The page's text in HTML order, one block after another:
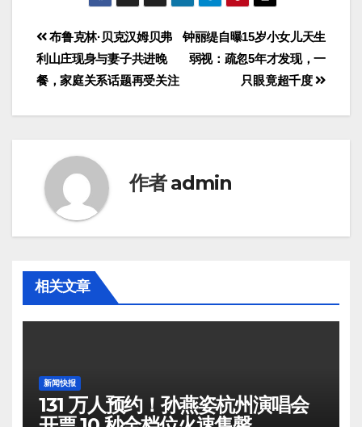
钟丽缇自曝15岁小女儿天生
弱视：疏忽5年才发现，一
只眼竟超千度
布鲁克林·贝克汉姆贝弗
利山庄现身与妻子共进晚
餐，家庭关系话题再受关注
作者admin
相关文章
新闻快报
131 万人预约！孙燕姿杭州演唱会